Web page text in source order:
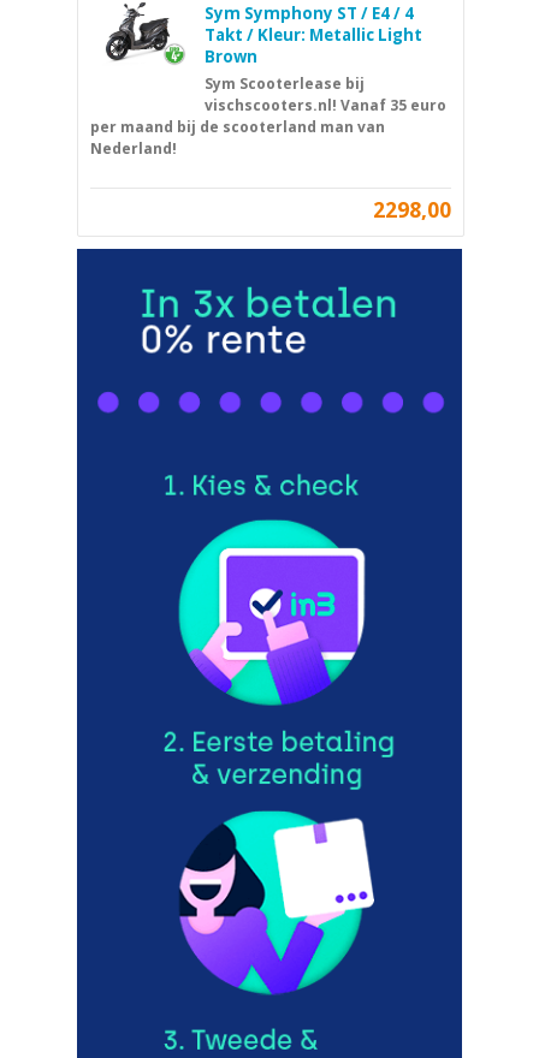
Sym Symphony ST / E4 / 4
Takt / Kleur: Metallic Light
Brown
Sym Scooterlease bij
vischscooters.nl! Vanaf 35 euro
per maand bij de scooterland man van
Nederland!
2298,00